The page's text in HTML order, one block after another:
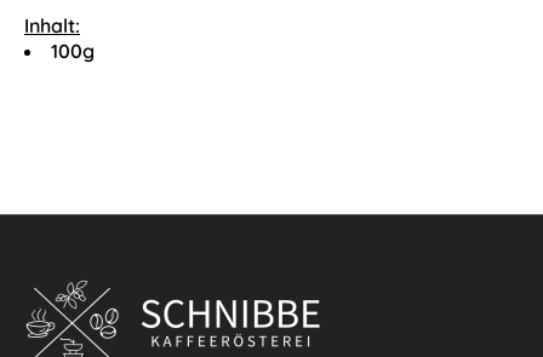
Inhalt:
100g